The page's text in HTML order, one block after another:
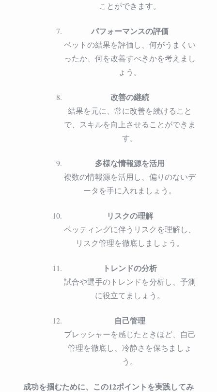
ことができます。
パフォーマンスの評価
ベットの結果を評価し、何がうまくい
ったか、何を改善すべきかを考えまし
ょう。
改善の継続
結果を元に、常に改善を続けること
で、スキルを向上させることができま
す。
多様な情報源を活用
複数の情報源を活用し、偏りのないデ
ータを手に入れましょう。
リスクの理解
ベッティングに伴うリスクを理解し、
リスク管理を徹底しましょう。
トレンドの分析
試合や選手のトレンドを分析し、予測
に役立てましょう。
自己管理
プレッシャーを感じたときほど、自己
管理を徹底し、冷静さを保ちましょ
う。
成功を掴むために、この12ポイントを実践してみ